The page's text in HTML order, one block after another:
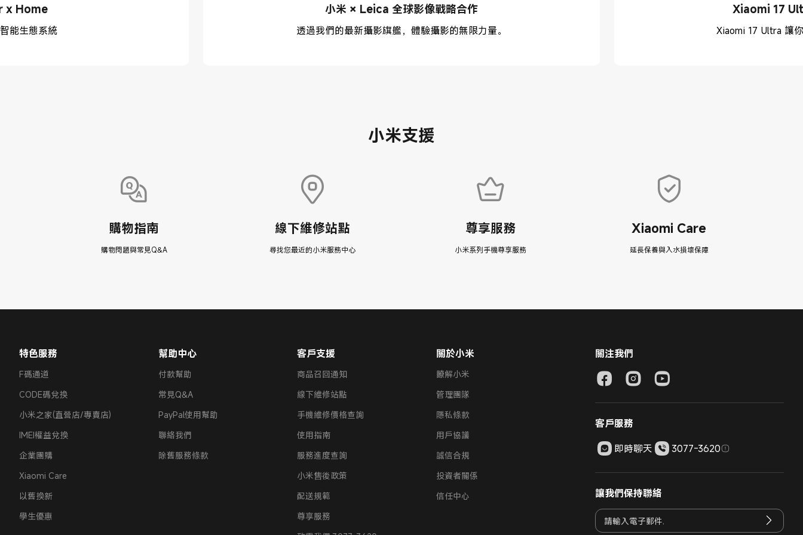
x Home
能生態系統
小米 × Leica 全球影像戰略合作
透過我們的最新攝影旗艦，體驗攝影的無限力量。
Xiaomi 17
Xiaomi 17 Ultra 讓
小米支援
購物指南
購物問題與常見Q&A
線下維修站點
尋找您最近的小米服務中心
尊享服務
小米系列手機尊享服務
Xiaomi Care
延長保養與入水損壞保障
特色服務
F碼通道
CODE碼兌換
小米之家(直營店/專賣店)
IMEI權益兌換
企業團購
Xiaomi Care
以舊換新
學生優惠
幫助中心
付款幫助
常見Q&A
PayPal使用幫助
聯絡我們
除舊服務條款
客戶支援
商品召回通知
線下維修站點
手機維修價格查詢
使用指南
服務進度查詢
小米售後政策
配送規範
尊享服務
關於小米
瞭解小米
管理團隊
隱私條款
用戶協議
誠信合規
投資者關係
信任中心
關注我們
客戶服務
即時聊天
3077-3620
讓我們保持聯絡